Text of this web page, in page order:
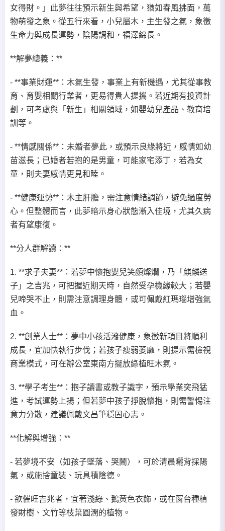
女得財。」此夢往往預示新生與希望，猶如春風拂面，萬
物萌發之象。從五行來看，小兒屬木，主生發之氣，象徵
生命力與成長運勢，陰陽調和，福澤綿長。
**解夢總義：**
- **事業財運**：木氣生發，事業上有新機遇，尤其從事教
育、育嬰相關行業者，更易得貴人提攜。若近期有投資計
劃，可考慮與「新生」相關領域，如嬰幼兒產品、教育培
訓等。
- **情感關係**：未婚者夢此，或預示良緣將近，感情如幼
苗滋長；已婚者若抱的是男童，可能家宅添丁，若為女
童，則夫妻感情更見和睦。
- **健康運勢**：木主肝膽，需注意情緒調節，避免過度勞
心。但整體而言，此夢暗示身心狀態漸入佳境，尤其久病
者有望康復。
**分人群解讀：**
1. **求子夫妻**：若夢中懷抱嬰兒笑顏燦爛，乃「麒麟送
子」之吉兆，可把握近期天時，自然受孕機緣較大；若嬰
兒啼哭不止，則需注意調理身體，或可佩戴紅瑪瑙增強氣
血。
2. **創業人士**：夢中小孩活潑健康，象徵新項目將順利
成長，宜加快執行步伐；若孩子瘦弱萎靡，則提示需檢視
商業模式，可在辦公室東南方擺放綠植旺木氣。
3. **學子考生**：抱子讀書或教子識字，預示學業突飛猛
進，考試運勢上揚；但若夢中孩子掙脫懷抱，則需警惕注
意力分散，建議佩戴文昌筆穩固心志。
**化解與增強：**
- 若夢境不安（如孩子墜落、哭鬧），可於清晨曬背採陽
氣，或施捨童裝、玩具積陰德。
- 欲催旺吉兆者，宜著淺綠、鵝黃色衣飾，或在窗台種植
發財樹、文竹等枝葉圓潤的植物。